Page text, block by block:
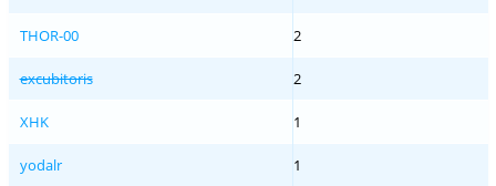
THOR-00 2
excubitoris 2
XHK 1
yodalr 1